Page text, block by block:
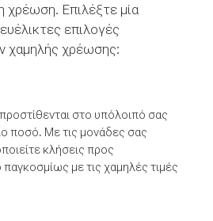
χρέωση. Επιλέξτε μία
επιλογές
χαμηλής χρέωσης:
στο υπόλοιπό σας
ποσό. Με τις μονάδες σας
κλήσεις προς
με τις χαμηλές τιμές